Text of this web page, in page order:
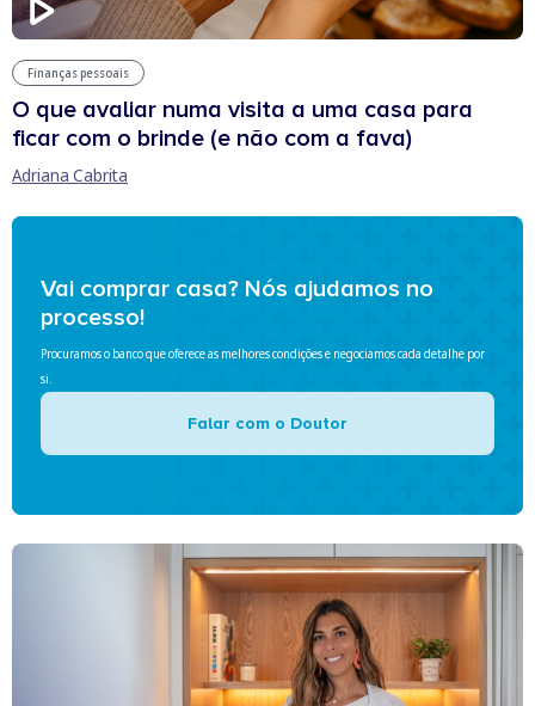
Finanças pessoais
O que avaliar numa visita a uma casa para
ficar com o brinde (e não com a fava)
Adriana Cabrita
Vai comprar casa? Nós ajudamos no
processo!
Procuramos o banco que oferece as melhores condições e negociamos cada detalhe por
si.
Falar com o Doutor